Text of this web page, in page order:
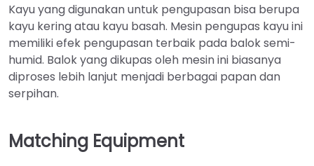
Kayu yang digunakan untuk pengupasan bisa berupa
kayu kering atau kayu basah. Mesin pengupas kayu ini
memiliki efek pengupasan terbaik pada balok semi-
humid. Balok yang dikupas oleh mesin ini biasanya
diproses lebih lanjut menjadi berbagai papan dan
serpihan.